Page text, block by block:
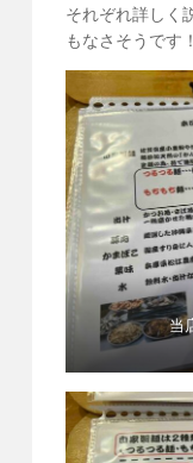
それぞれ詳しく
もなさそうです！
当